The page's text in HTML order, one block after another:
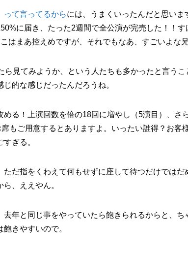
って言ってるからには、うまくいったんだと思いま
に届き、たった2週間で全公演が完売した！！す
はまあ控えめですが、それでもなあ、すごいよな兄
ら見てみようか、という人たちも多かったと言う
的な感じだったんだろうね。
める！上演回数を倍の18回に増やし（5演目）、さ
もご用意するとありますよ。いったい誰得？お客
ぎる。
だ指をくわえて何もせずに座して待つだけではだ
、ええやん。
年と同じ事をやっていたら飽きられるからと、ち
きやすいので。